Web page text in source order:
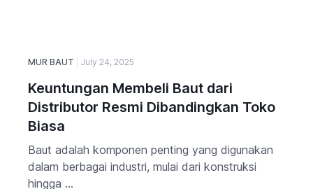
MUR BAUT July 24, 2025
Keuntungan Membeli Baut dari
Distributor Resmi Dibandingkan Toko
Biasa
Baut adalah komponen penting yang digunakan
dalam berbagai industri, mulai dari konstruksi
hingga ...